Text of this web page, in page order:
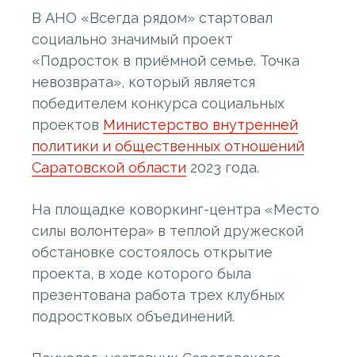
В АНО «Всегда рядом» стартовал
социально значимый проект
«Подросток в приёмной семье. Точка
невозврата», который является
победителем конкурса социальных
проектов Министерство внутренней
политики и общественных отношений
Саратовской области 2023 года.
На площадке коворкинг-центра «Место
силы волонтера» в теплой дружеской
обстановке состоялось открытие
проекта, в ходе которого была
презентована работа трех клубных
подростковых объединений.